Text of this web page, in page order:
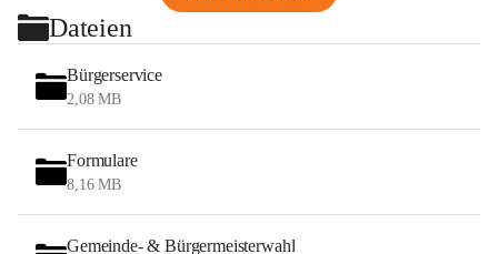
Dateien
Bürgerservice
2,08 MB
Formulare
8,16 MB
Gemeinde- & Bürgermeisterwahl